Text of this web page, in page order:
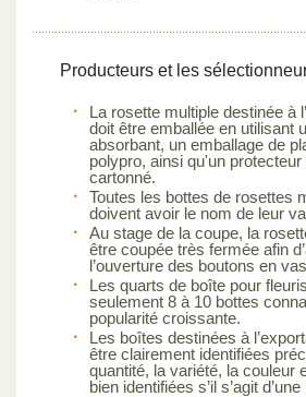
Producteurs et les
La rosette multiple destinée à
doit être emballée en utilisant
absorbant, un emballage de
polypro, ainsi qu'un protecteur
cartonné.
Toutes les bottes de rosettes
doivent avoir le nom de leur
Au stage de la coupe, la
être coupée très fermée afin
l’ouverture des boutons en
Les quarts de boîte pour
seulement 8 à 10 bottes
popularité croissante.
Les boîtes destinées à
être clairement identifiées
quantité, la variété, la couleur
bien identifiées s’il s’agit